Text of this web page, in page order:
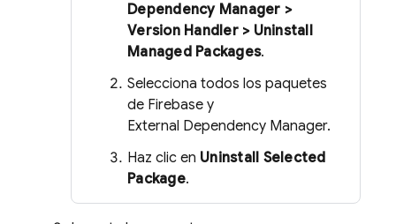
Dependency Manager >
Version Handler > Uninstall
Managed Packages.
Selecciona todos los paquetes
de Firebase y
External Dependency Manager.
Haz clic en Uninstall Selected
Package.